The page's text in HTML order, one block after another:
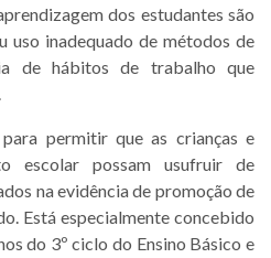
dos estudantes são
uso inadequado de métodos de
de hábitos de trabalho que
permitir que as crianças e
escolar possam usufruir de
na evidência de promoção de
Está especialmente concebido
do 3º ciclo do Ensino Básico e